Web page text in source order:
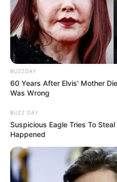
BUZZDAY
60 Years After Elvis' Mother
Was Wrong
BUZZ DAY
Suspicious Eagle Tries To
Happened